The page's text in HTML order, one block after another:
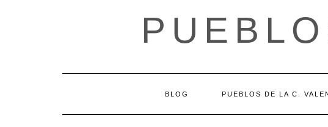
BLOG PUEBLOS DE LA C.